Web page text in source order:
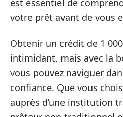
est essentiel de
votre prêt avant de vous
Obtenir un crédit de 1
intimidant, mais avec la
vous pouvez naviguer
confiance. Que vous
auprès d’une institution